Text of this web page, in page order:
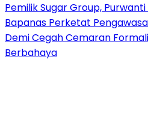
Pemilik Sugar Group,
Bapanas Perketat
Demi Cegah Cemaran
Berbahaya